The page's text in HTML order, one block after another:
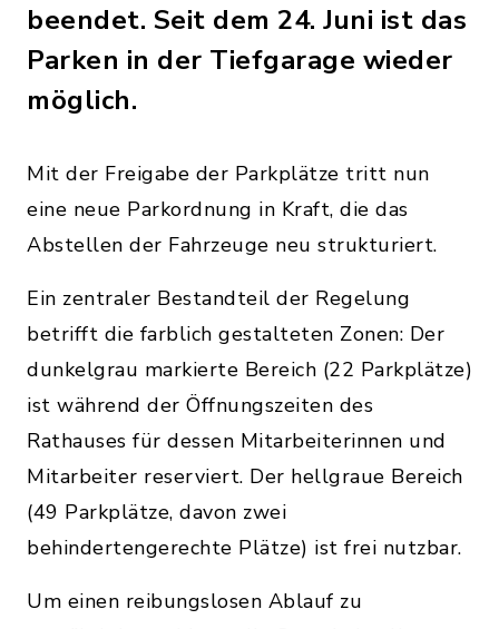
beendet. Seit dem 24. Juni ist das
Parken in der Tiefgarage wieder
möglich.
Mit der Freigabe der Parkplätze tritt nun
eine neue Parkordnung in Kraft, die das
Abstellen der Fahrzeuge neu strukturiert.
Ein zentraler Bestandteil der Regelung
betrifft die farblich gestalteten Zonen: Der
dunkelgrau markierte Bereich (22 Parkplätze)
ist während der Öffnungszeiten des
Rathauses für dessen Mitarbeiterinnen und
Mitarbeiter reserviert. Der hellgraue Bereich
(49 Parkplätze, davon zwei
behindertengerechte Plätze) ist frei nutzbar.
Um einen reibungslosen Ablauf zu